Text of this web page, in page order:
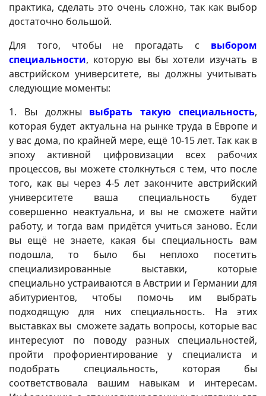
практика, сделать это очень сложно, так как выбор
достаточно большой.
Для того, чтобы не прогадать с выбором
специальности, которую вы бы хотели изучать в
австрийском университете, вы должны учитывать
следующие моменты:
1. Вы должны выбрать такую специальность,
которая будет актуальна на рынке труда в Европе и
у вас дома, по крайней мере, ещё 10-15 лет. Так как в
эпоху активной цифровизации всех рабочих
процессов, вы можете столкнуться с тем, что после
того, как вы через 4-5 лет закончите австрийский
университете ваша специальность будет
совершенно неактуальна, и вы не сможете найти
работу, и тогда вам придётся учиться заново. Если
вы ещё не знаете, какая бы специальность вам
подошла, то было бы неплохо посетить
специализированные выставки, которые
специально устраиваются в Австрии и Германии для
абитуриентов, чтобы помочь им выбрать
подходящую для них специальность. На этих
выставках вы сможете задать вопросы, которые вас
интересуют по поводу разных специальностей,
пройти профориентирование у специалиста и
подобрать специальность, которая бы
соответствовала вашим навыкам и интересам.